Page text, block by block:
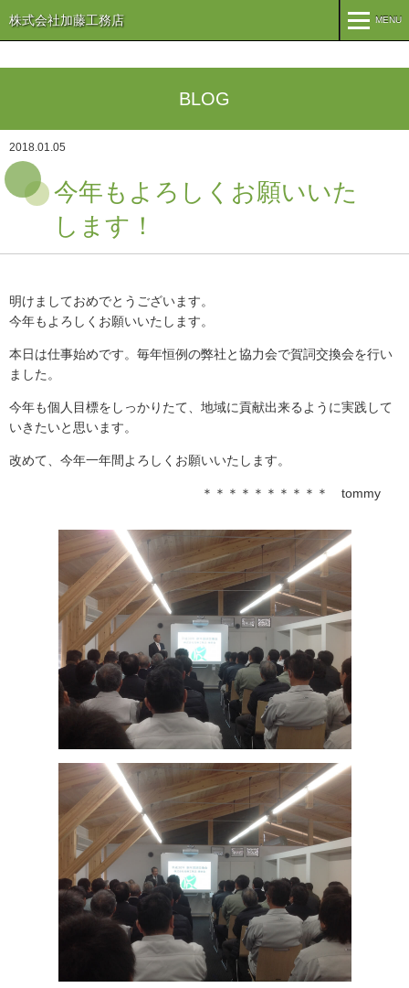
株式会社加藤工務店 MENU
コンセプト
組織
商業・事業施設
施工実績
公共施設 PFI事業
注文住宅
代表メッセージ 先輩たちの声
募集要項
不動産情報
BLOG
2018.01.05
今年もよろしくお願いいた
します！
明けましておめでとうございます。
今年もよろしくお願いいたします。
本日は仕事始めです。毎年恒例の弊社と協力会で賀詞交換会を行い
ました。
今年も個人目標をしっかりたて、地域に貢献出来るように実践して
いきたいと思います。
改めて、今年一年間よろしくお願いいたします。
＊＊＊＊＊＊＊＊＊＊ tommy